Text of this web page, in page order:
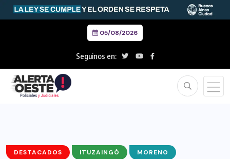
05/08/2026
Seguinos en:
DESTACADOS ITUZAINGÓ MORENO